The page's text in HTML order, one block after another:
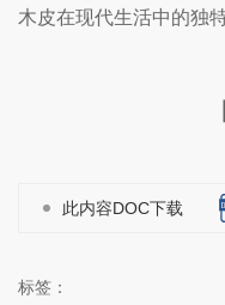
木皮在现代生活中的独
此内容DOC下载
标签：